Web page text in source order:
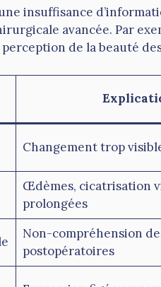
insuffisance
avancée. Par
de la beauté
Changement trop
Œdèmes, cicatrisation
prolongées
Non-compréhension
postopératoires